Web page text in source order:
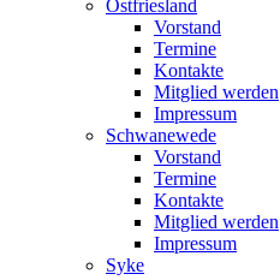
Ostfriesland
Vorstand
Termine
Kontakte
Mitglied werden
Impressum
Schwanewede
Vorstand
Termine
Kontakte
Mitglied werden
Impressum
Syke